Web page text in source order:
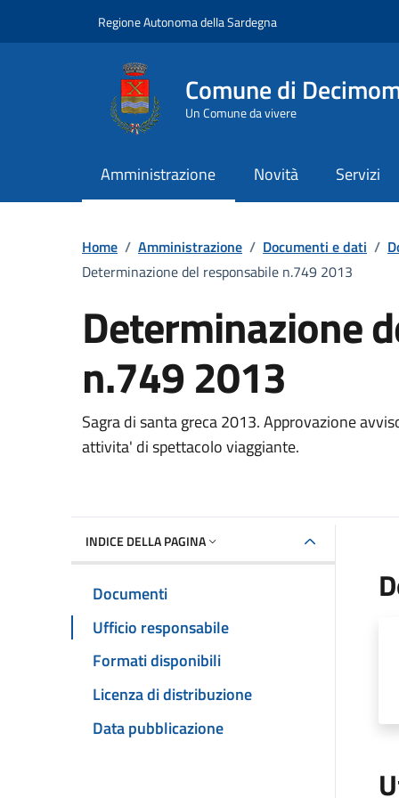
Regione Autonoma della Sardegna
Comune di
Un Comune da vivere
Amministrazione Novità Servizi
Home / Amministrazione / Documenti e dati /
Determinazione del responsabile n.749 2013
Determinazione
n.749 2013
Dettaglio del documento
Sagra di santa greca 2013. Approvazione
attivita' di spettacolo viaggiante.
INDICE DELLA PAGINA
Documenti
Ufficio responsabile
Formati disponibili
Licenza di distribuzione
Data pubblicazione